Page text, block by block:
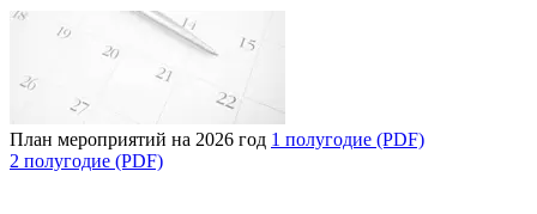
План мероприятий на 2026 год 1 полугодие (PDF)
2 полугодие (PDF)